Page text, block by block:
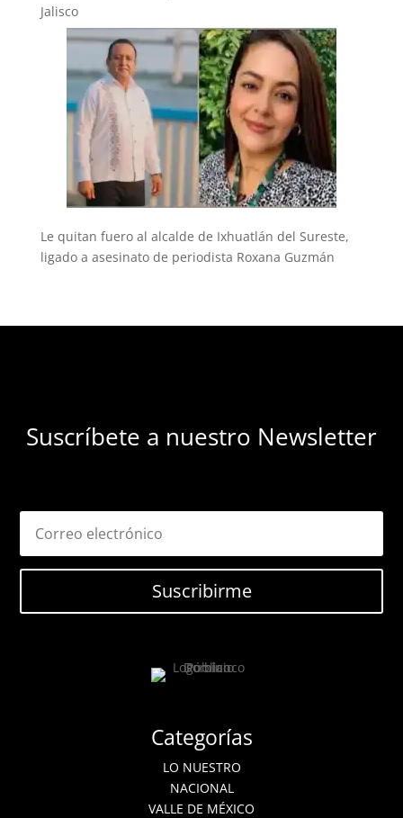
Jalisco
Le quitan fuero al alcalde de Ixhuatlán del Sureste,
ligado a asesinato de periodista Roxana Guzmán
Suscríbete a nuestro Newsletter
Suscribirme
Categorías
LO NUESTRO
NACIONAL
VALLE DE MÉXICO